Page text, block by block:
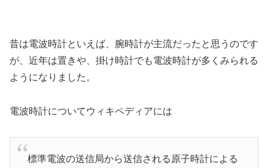
昔は電波時計といえば、腕時計が主流だったと思うのです
が、近年は置きや、掛け時計でも電波時計が多くみられる
ようになりました。
電波時計についてウィキペディアには
標準電波の送信局から送信される原子時計による